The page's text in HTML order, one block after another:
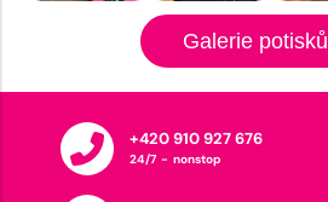
Galerie potisků
+420 910 927 676
24/7 - nonstop